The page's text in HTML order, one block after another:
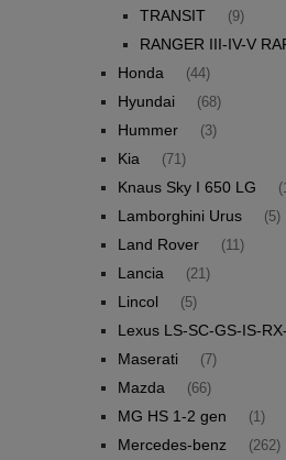
TRANSIT (9)
RANGER III-IV-V
Honda (44)
Hyundai (68)
Hummer (3)
Kia (71)
Knaus Sky I 650 LG
Lamborghini Urus (5)
Land Rover (11)
Lancia (21)
Lincol (5)
Lexus LS-SC-GS-IS-
Maserati (7)
Mazda (66)
MG HS 1-2 gen (1)
Mercedes-benz (262)